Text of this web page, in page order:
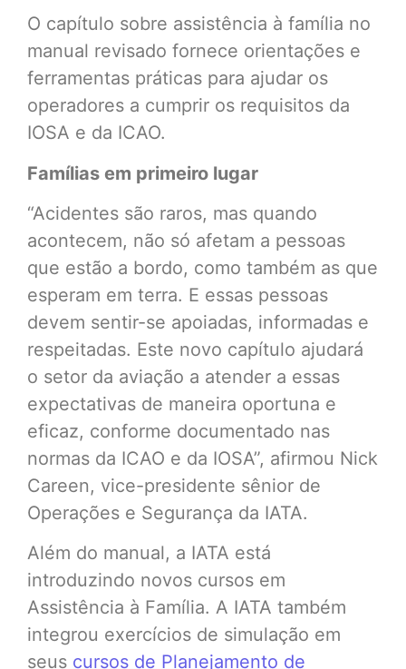
O capítulo sobre assistência à família no
manual revisado fornece orientações e
ferramentas práticas para ajudar os
operadores a cumprir os requisitos da
IOSA e da ICAO.
Famílias em primeiro lugar
“Acidentes são raros, mas quando
acontecem, não só afetam a pessoas
que estão a bordo, como também as que
esperam em terra. E essas pessoas
devem sentir-se apoiadas, informadas e
respeitadas. Este novo capítulo ajudará
o setor da aviação a atender a essas
expectativas de maneira oportuna e
eficaz, conforme documentado nas
normas da ICAO e da IOSA”, afirmou Nick
Careen, vice-presidente sênior de
Operações e Segurança da IATA.
Além do manual, a IATA está
introduzindo novos cursos em
Assistência à Família. A IATA também
integrou exercícios de simulação em
seus cursos de Planejamento de